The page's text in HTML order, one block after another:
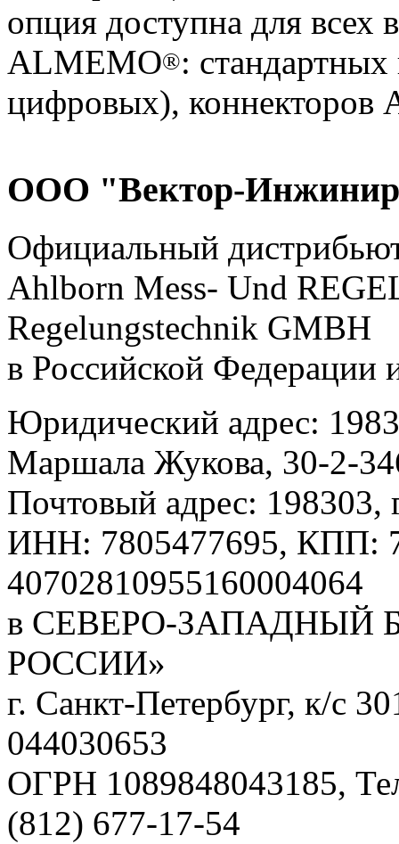
опция доступна для всех
ALMEMO®:
цифровых), коннекторов
ООО "Вектор-
Официальный
Ahlborn Mess- Und
Regelungstechnik GMBH
в Российской Федерации
Юридический адрес:
Маршала Жукова, 30-2-
Почтовый адрес: 198303,
ИНН: 7805477695, КПП:
40702810955160004064
в СЕВЕРО-ЗАПАДНЫЙ
РОССИИ»
г. Санкт-Петербург, к/с
044030653
ОГРН 1089848043185,
(812) 677-17-54